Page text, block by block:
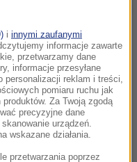
Austriak wygrał trzy
na Heini-
zna doskonale.
poprzednio odbyły
dwukrotnie był
i innymi zaufanymi
informacje zawarte
przetwarzamy dane
informacje przesyłane
personalizacji reklam i treści,
pomiaru ruchu jak
Za Twoją zgodą
precyzyjne dane
urządzeń.
wskazane działania.
przetwarzania poprzez